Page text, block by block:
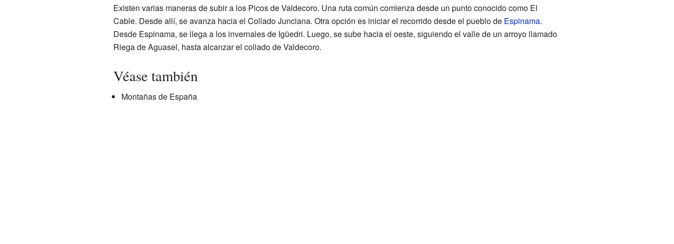
Existen varias maneras de subir a los Picos de Valdecoro. Una ruta común comienza desde un punto conocido como El
Cable. Desde allí, se avanza hacia el Collado Junciana. Otra opción es iniciar el recorrido desde el pueblo de Espinama.
Desde Espinama, se llega a los invernales de Igüedri. Luego, se sube hacia el oeste, siguiendo el valle de un arroyo llamado
Riega de Aguasel, hasta alcanzar el collado de Valdecoro.
Véase también
Montañas de España